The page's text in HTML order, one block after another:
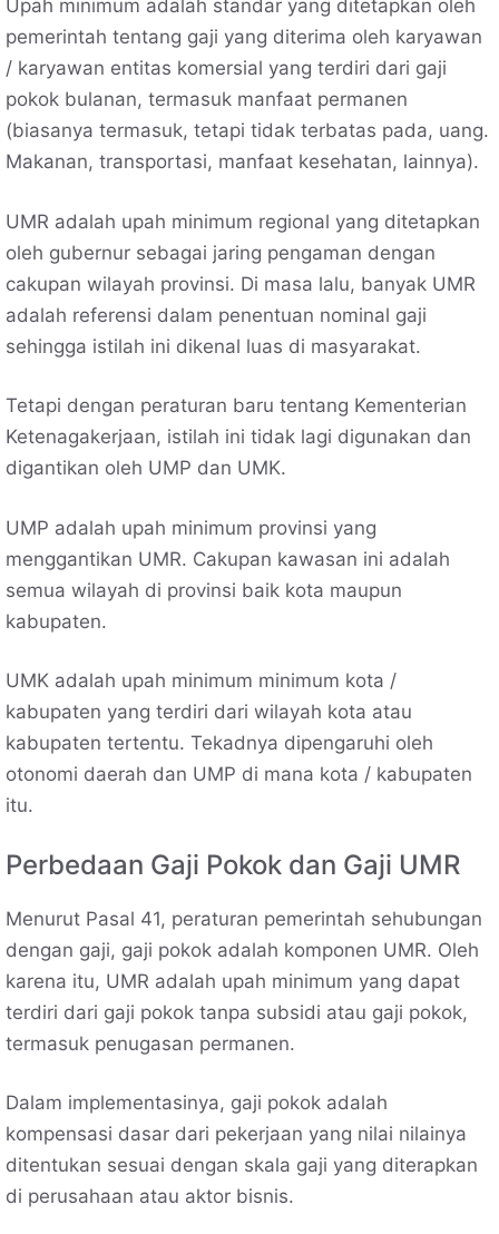
Upah minimum adalah standar yang ditetapkan oleh
pemerintah tentang gaji yang diterima oleh karyawan
/ karyawan entitas komersial yang terdiri dari gaji
pokok bulanan, termasuk manfaat permanen
(biasanya termasuk, tetapi tidak terbatas pada, uang.
Makanan, transportasi, manfaat kesehatan, lainnya).
UMR adalah upah minimum regional yang ditetapkan
oleh gubernur sebagai jaring pengaman dengan
cakupan wilayah provinsi. Di masa lalu, banyak UMR
adalah referensi dalam penentuan nominal gaji
sehingga istilah ini dikenal luas di masyarakat.
Tetapi dengan peraturan baru tentang Kementerian
Ketenagakerjaan, istilah ini tidak lagi digunakan dan
digantikan oleh UMP dan UMK.
UMP adalah upah minimum provinsi yang
menggantikan UMR. Cakupan kawasan ini adalah
semua wilayah di provinsi baik kota maupun
kabupaten.
UMK adalah upah minimum minimum kota /
kabupaten yang terdiri dari wilayah kota atau
kabupaten tertentu. Tekadnya dipengaruhi oleh
otonomi daerah dan UMP di mana kota / kabupaten
itu.
Perbedaan Gaji Pokok dan Gaji UMR
Menurut Pasal 41, peraturan pemerintah sehubungan
dengan gaji, gaji pokok adalah komponen UMR. Oleh
karena itu, UMR adalah upah minimum yang dapat
terdiri dari gaji pokok tanpa subsidi atau gaji pokok,
termasuk penugasan permanen.
Dalam implementasinya, gaji pokok adalah
kompensasi dasar dari pekerjaan yang nilai nilainya
ditentukan sesuai dengan skala gaji yang diterapkan
di perusahaan atau aktor bisnis.